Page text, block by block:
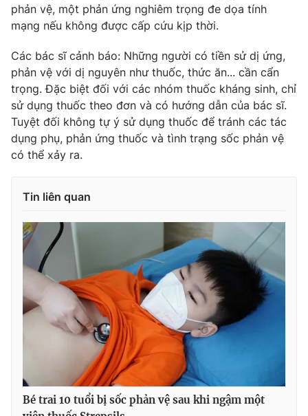
Thị trường
Lịch phát sóng
Chuyên mục khác
Emagazine Podcast
Photo Infographic
VTV Sức khoẻ Bất động sản
Thị trường 24h Tấm lòng Việt
Vươn mình bằng AI
VTV8
Liên hệ tòa soạn English
phản vệ, một phản ứng nghiêm trọng đe dọa tính
mạng nếu không được cấp cứu kịp thời.
Các bác sĩ cảnh báo: Những người có tiền sử dị ứng,
phản vệ với dị nguyên như thuốc, thức ăn... cần cẩn
trọng. Đặc biệt đối với các nhóm thuốc kháng sinh, chỉ
sử dụng thuốc theo đơn và có hướng dẫn của bác sĩ.
Tuyệt đối không tự ý sử dụng thuốc để tránh các tác
dụng phụ, phản ứng thuốc và tình trạng sốc phản vệ
có thể xảy ra.
Tin liên quan
Bé trai 10 tuổi bị sốc phản vệ sau khi ngậm một